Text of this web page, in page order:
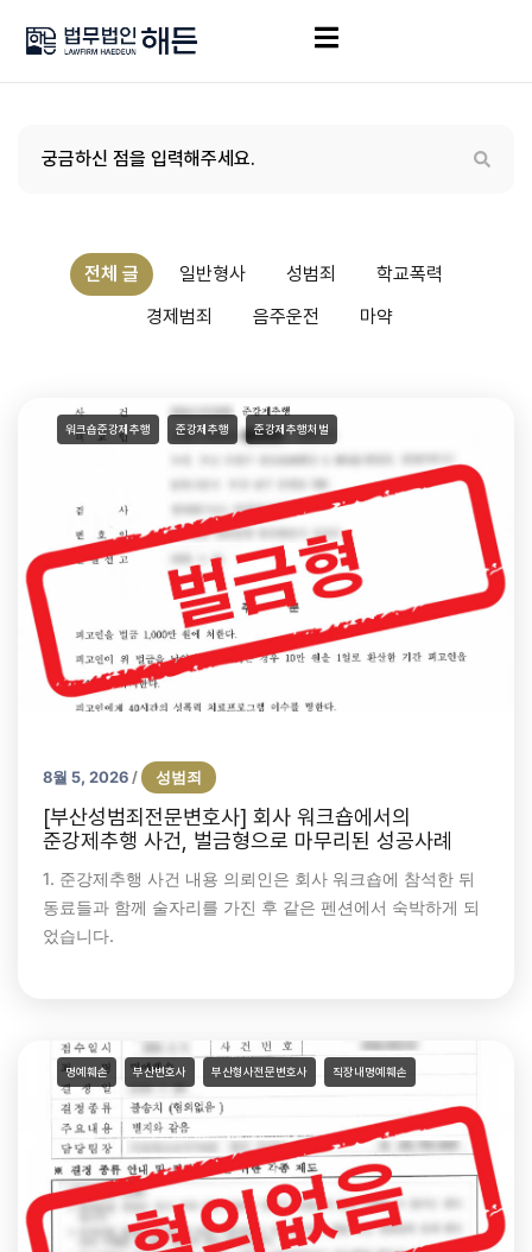
전체 글 일반형사 성범죄
학교폭력
경제범죄
음주운전 마약
워크숍준강제추행 준강제추행 준강제추행처벌
8월 5, 2026 / 성범죄
[부산성범죄전문변호사] 회사 워크숍에서의
준강제추행 사건, 벌금형으로 마무리된 성공사례
1. 준강제추행 사건 내용 의뢰인은 회사 워크숍에 참석한 뒤
동료들과 함께 술자리를 가진 후 같은 펜션에서 숙박하게 되
었습니다.
명예훼손 부산변호사 부산형사전문변호사 직장내명예훼손